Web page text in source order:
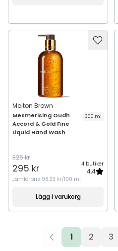
Molton Brown
Mesmerising Oudh
Accord & Gold Fine
Liquid Hand Wash
300 ml
325 kr
295 kr 4 butiker
4,4
Jämförpris 98,33 kr/100 ml
Lägg i varukorg
1 2 3